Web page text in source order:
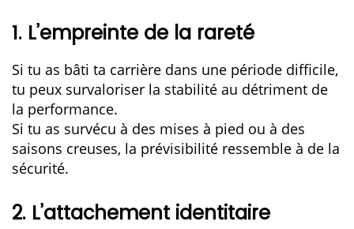
1. L’empreinte de la rareté
Si tu as bâti ta carrière dans une période difficile,
tu peux survaloriser la stabilité au détriment de
la performance.
Si tu as survécu à des mises à pied ou à des
saisons creuses, la prévisibilité ressemble à de la
sécurité.
2. L’attachement identitaire